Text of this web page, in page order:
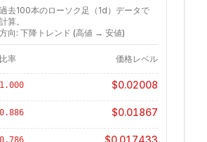
過去100本のローソク足（ 1d ）データで
計算。
方向: 下降トレンド (高値 → 安値)
比率 価格レベル
1.000 $0.02008
0.886 $0.01867
0.786 $0.017433